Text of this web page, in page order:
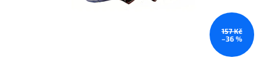
157 Kč
–36 %